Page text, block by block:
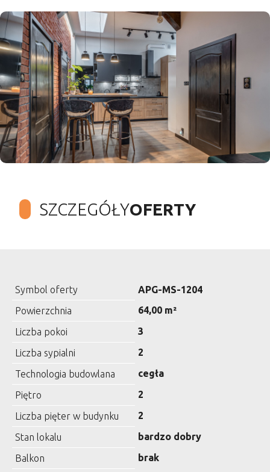
SZCZEGÓŁYOFERTY
Symbol oferty
APG-MS-1204
Powierzchnia
64,00 m²
Liczba pokoi
3
Liczba sypialni
2
Technologia budowlana
cegła
Piętro
2
Liczba pięter w budynku
2
Stan lokalu
bardzo dobry
Balkon
brak